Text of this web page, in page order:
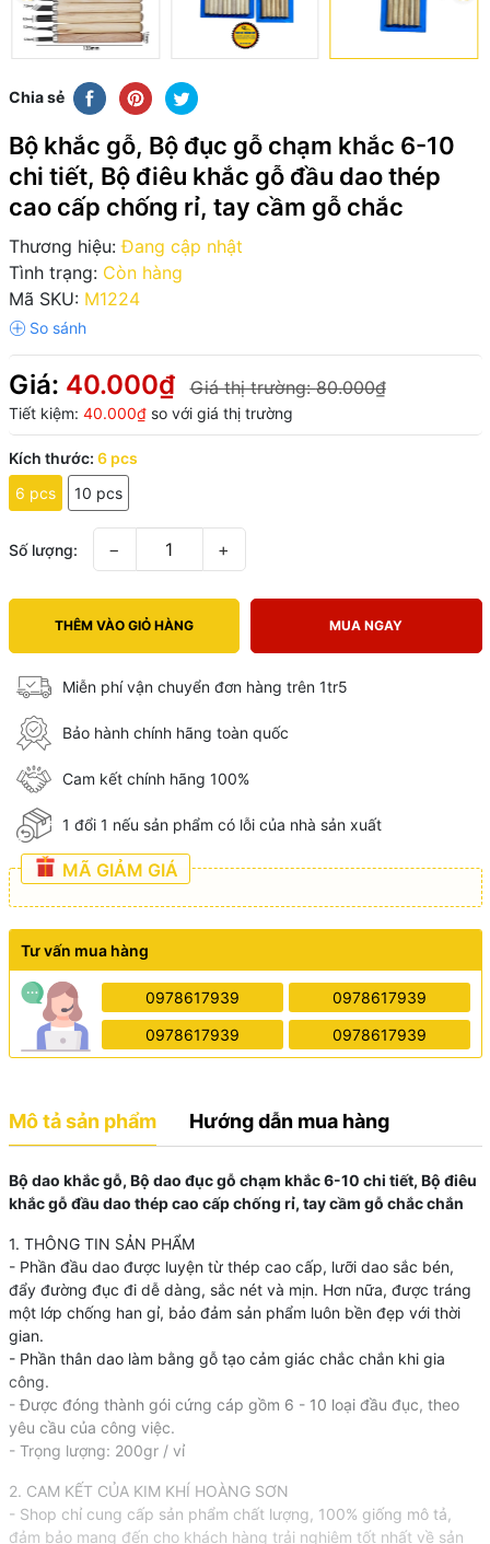
Chia sẻ
Bộ khắc gỗ, Bộ đục gỗ chạm khắc 6-10
chi tiết, Bộ điêu khắc gỗ đầu dao thép
cao cấp chống rỉ, tay cầm gỗ chắc
Thương hiệu: Đang cập nhật
Tình trạng: Còn hàng
Mã SKU: M1224
Giá: 40.000₫ Giá thị trường:80.000₫
Tiết kiệm: 40.000₫so với giá thị trường
Kích thước: 6 pcs
6 pcs
10 pcs
Số lượng: − +
THÊM VÀO GIỎ HÀNG MUA NGAY
Miễn phí vận chuyển đơn hàng trên 1tr5
Bảo hành chính hãng toàn quốc
Cam kết chính hãng 100%
1 đổi 1 nếu sản phẩm có lỗi của nhà sản xuất
MÃ GIẢM GIÁ
Tư vấn mua hàng
0978617939 0978617939
0978617939 0978617939
Mô tả sản phẩm Hướng dẫn mua hàng
Bộ dao khắc gỗ, Bộ dao đục gỗ chạm khắc 6-10 chi tiết, Bộ điêu
khắc gỗ đầu dao thép cao cấp chống rỉ, tay cầm gỗ chắc chắn
1. THÔNG TIN SẢN PHẨM
- Phần đầu dao được luyện từ thép cao cấp, lưỡi dao sắc bén,
đẩy đường đục đi dễ dàng, sắc nét và mịn. Hơn nữa, được tráng
một lớp chống han gỉ, bảo đảm sản phẩm luôn bền đẹp với thời
gian.
- Phần thân dao làm bằng gỗ tạo cảm giác chắc chắn khi gia
công.
- Được đóng thành gói cứng cáp gồm 6 - 10 loại đầu đục, theo
yêu cầu của công việc.
- Trọng lượng: 200gr / vỉ
2. CAM KẾT CỦA KIM KHÍ HOÀNG SƠN
- Shop chỉ cung cấp sản phẩm chất lượng, 100% giống mô tả,
đảm bảo mang đến cho khách hàng trải nghiệm tốt nhất về sản